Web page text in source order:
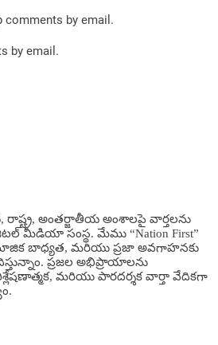
by email.
by email.
రాష్ట్ర, అంతర్జాతీయ అంశాలపై వార్తలను
మీడియా సంస్థ. మేము “Nation First”
బాధ్యత, మరియు ప్రజా అవగాహనకు
ప్రజల అభిప్రాయాలను
మరియు పారదర్శక వార్తా వేదికగా